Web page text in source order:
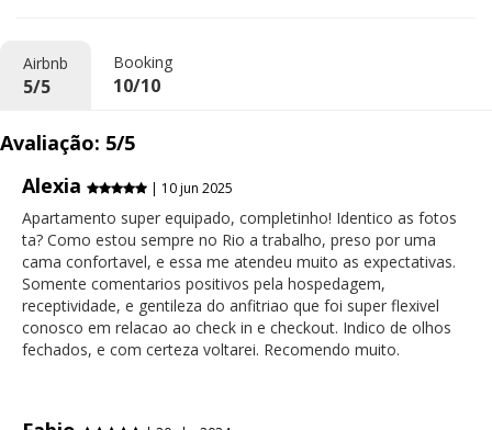
Airbnb
5/5
Booking
10/10
Avaliação: 5/5
Alexia
| 10 jun 2025
Apartamento super equipado, completinho! Identico as fotos
ta? Como estou sempre no Rio a trabalho, preso por uma
cama confortavel, e essa me atendeu muito as expectativas.
Somente comentarios positivos pela hospedagem,
receptividade, e gentileza do anfitriao que foi super flexivel
conosco em relacao ao check in e checkout. Indico de olhos
fechados, e com certeza voltarei. Recomendo muito.